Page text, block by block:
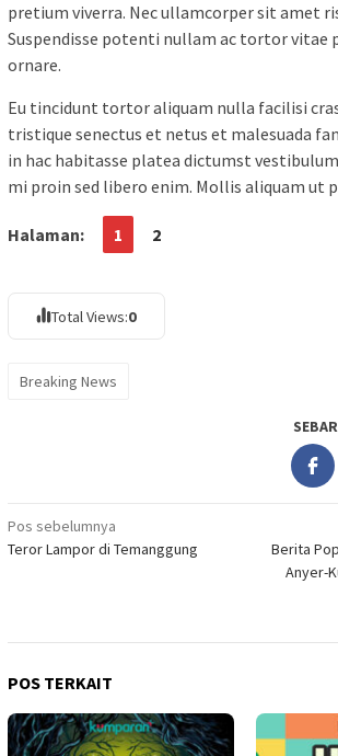
pretium viverra. Nec ullamcorper sit amet
Suspendisse potenti nullam ac tortor vitae
ornare.
Eu tincidunt tortor aliquam nulla facilisi
tristique senectus et netus et malesuada
in hac habitasse platea dictumst
mi proin sed libero enim. Mollis aliquam ut
Halaman: 1 2
Total Views:0
Breaking News
Navigasi
pos
Pos sebelumnya
Teror Lampor di Temanggung
Berita
Anyer-
POS TERKAIT